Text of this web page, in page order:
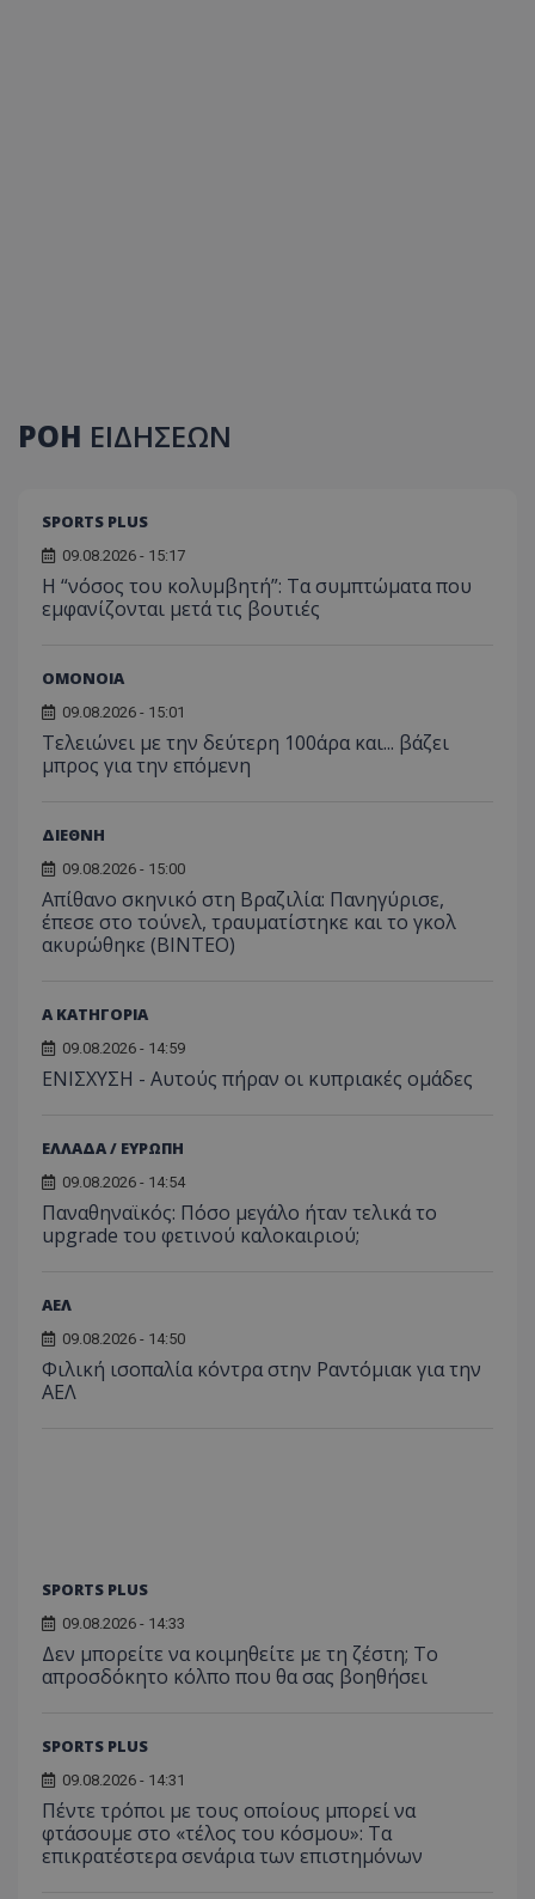
ΡΟΗ ΕΙΔΗΣΕΩΝ
SPORTS PLUS
09.08.2026 - 15:17
Η “νόσος του κολυμβητή”: Τα συμπτώματα που
εμφανίζονται μετά τις βουτιές
ΟΜΟΝΟΙΑ
09.08.2026 - 15:01
Τελειώνει με την δεύτερη 100άρα και... βάζει
μπρος για την επόμενη
ΔΙΕΘΝΗ
09.08.2026 - 15:00
Απίθανο σκηνικό στη Βραζιλία: Πανηγύρισε,
έπεσε στο τούνελ, τραυματίστηκε και το γκολ
ακυρώθηκε (BINTEO)
Α ΚΑΤΗΓΟΡΙΑ
09.08.2026 - 14:59
ΕΝΙΣΧΥΣΗ - Αυτούς πήραν οι κυπριακές ομάδες
ΕΛΛΑΔΑ / ΕΥΡΩΠΗ
09.08.2026 - 14:54
Παναθηναϊκός: Πόσο μεγάλο ήταν τελικά το
upgrade του φετινού καλοκαιριού;
ΑΕΛ
09.08.2026 - 14:50
Φιλική ισοπαλία κόντρα στην Ραντόμιακ για την
ΑΕΛ
SPORTS PLUS
09.08.2026 - 14:33
Δεν μπορείτε να κοιμηθείτε με τη ζέστη; Το
απροσδόκητο κόλπο που θα σας βοηθήσει
SPORTS PLUS
09.08.2026 - 14:31
Πέντε τρόποι με τους οποίους μπορεί να
φτάσουμε στο «τέλος του κόσμου»: Τα
επικρατέστερα σενάρια των επιστημόνων